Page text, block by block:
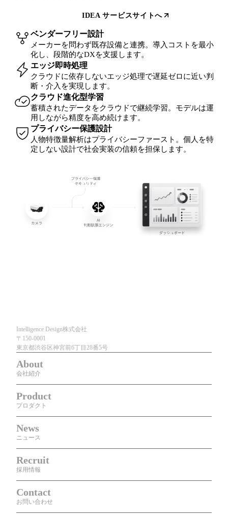
IDEA サービスサイトへ
ベンダーフリー設計
メーカーを問わず既存設備と連携。導入コストを最小
化し、段階的なDXを支援します。
エッジ即時処理
クラウドに依存しないエッジ処理で遅延ゼロに近い判
断・介入を実現します。
クラウド進化型学習
蓄積されたデータをクラウドで継続学習。モデルは運
用しながら精度を高め続けます。
プライバシー保護設計
人物特徴量解析はプライバシーファースト。個人を特
定しない設計で社会実装の信頼を担保します。
Intelligence Design株式会社
〒150-0001
東京都渋谷区神宮前6丁目28番5号
About
会社紹介
Product
プロダクト
News
ニュース
Recruit
採用情報
Contact
お問い合わせ